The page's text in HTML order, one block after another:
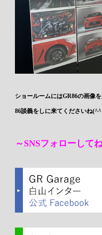
ショールームにはGR86の画像
86談義をしに来てくださいね
～SNSフォローして